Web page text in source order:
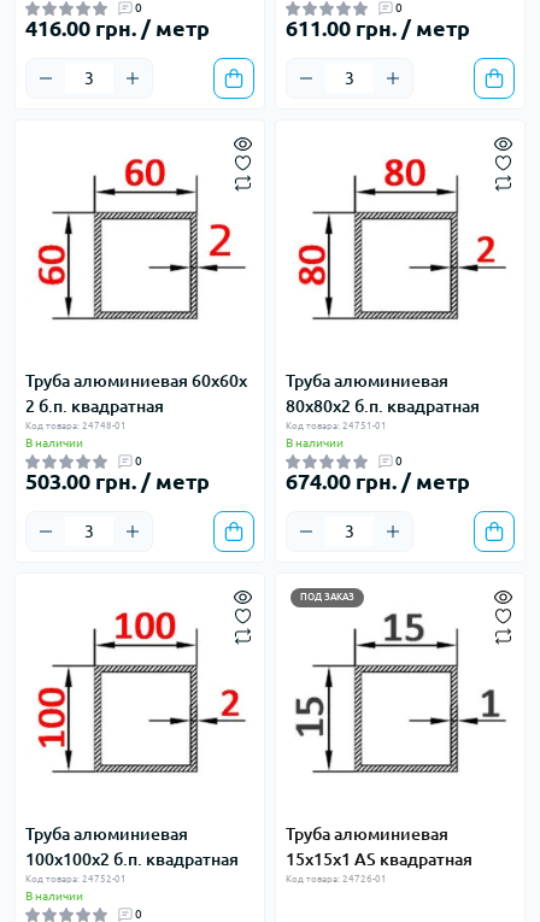
0
416.00 грн. / метр
0
611.00 грн. / метр
Труба алюминиевая 60х60х
2 б.п. квадратная
Код товара: 24748-01
В наличии
0
503.00 грн. / метр
Труба алюминиевая
80х80х2 б.п. квадратная
Код товара: 24751-01
В наличии
0
674.00 грн. / метр
Труба алюминиевая
100х100х2 б.п. квадратная
Код товара: 24752-01
В наличии
0
ПОД ЗАКАЗ
Труба алюминиевая
15х15х1 AS квадратная
Код товара: 24726-01